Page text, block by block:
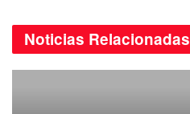
Noticias Relacionadas